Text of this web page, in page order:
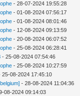
- 28-07-2024 19:55:28
- 01-08-2024 07:56:17
- 01-08-2024 08:01:46
- 12-08-2024 09:13:59
- 20-08-2024 06:07:52
- 25-08-2024 06:28:41
- 25-08-2024 07:54:46
- 25-08-2024 10:27:59
08-2024 17:45:10
- 28-08-2024 11:04:36
08-2024 09:14:03